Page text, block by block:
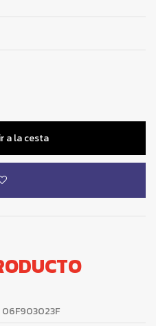
a la cesta
06F903023F